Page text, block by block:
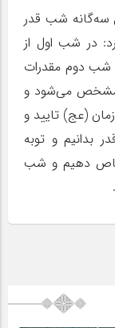
سه‌گانه شب قدر
در شب اول از
شب دوم مقدرات
مشخص می‌شود و
(عج) تایید و
بدانیم و توبه
دهیم و شب